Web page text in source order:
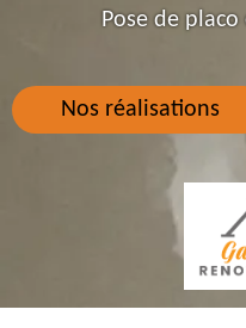
Nos réalisations
Pose de